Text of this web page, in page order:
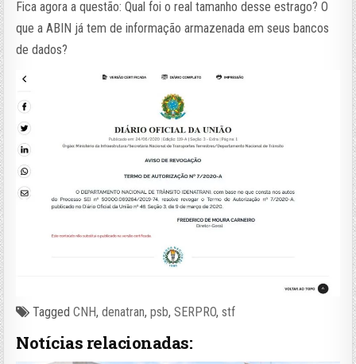
Fica agora a questão: Qual foi o real tamanho desse estrago? O
que a ABIN já tem de informação armazenada em seus bancos
de dados?
TaggedCNH,denatran,psb,SERPRO,stf
Notícias relacionadas: